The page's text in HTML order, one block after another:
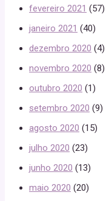
fevereiro 2021 (57)
janeiro 2021 (40)
dezembro 2020 (4)
novembro 2020 (8)
outubro 2020 (1)
setembro 2020 (9)
agosto 2020 (15)
julho 2020 (23)
junho 2020 (13)
maio 2020 (20)